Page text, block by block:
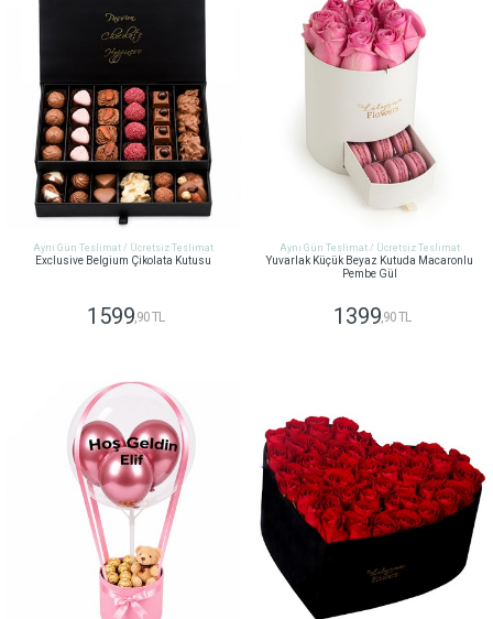
Aynı Gün Teslimat / Ücretsiz Teslimat
Exclusive Belgium Çikolata Kutusu
1599,90 TL
Aynı Gün Teslimat / Ücretsiz Teslimat
Yuvarlak Küçük Beyaz Kutuda Macaronlu
Pembe Gül
1399,90 TL